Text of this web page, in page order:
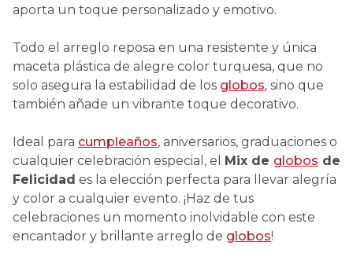
aporta un toque personalizado y emotivo.
Todo el arreglo reposa en una resistente y única
maceta plástica de alegre color turquesa, que no
solo asegura la estabilidad de los globos, sino que
también añade un vibrante toque decorativo.
Ideal para cumpleaños, aniversarios, graduaciones o
cualquier celebración especial, el Mix de globos de
Felicidad es la elección perfecta para llevar alegría
y color a cualquier evento. ¡Haz de tus
celebraciones un momento inolvidable con este
encantador y brillante arreglo de globos!